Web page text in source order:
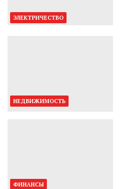
ЭЛЕКТРИЧЕСТВО
НЕДВИЖИМОСТЬ
ФИНАНСЫ